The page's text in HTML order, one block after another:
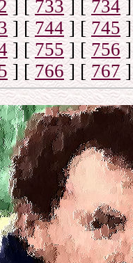
] [733] [734]
] [744] [745]
] [755] [756]
] [766] [767]